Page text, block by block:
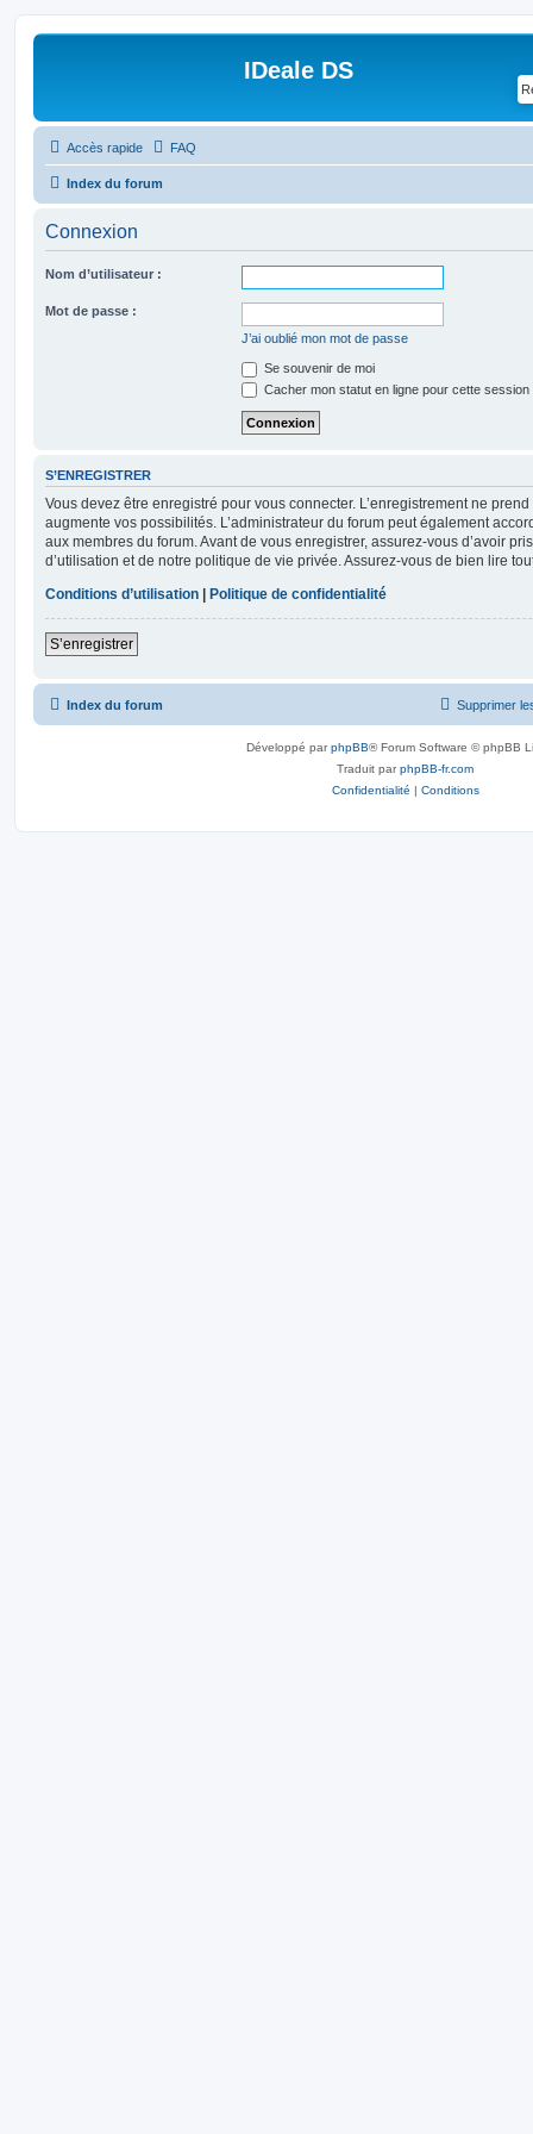
IDeale DS
Accès rapide FAQ
Index du forum
Connexion
Nom d’utilisateur :
Mot de passe :
J’ai oublié mon mot de passe
Se souvenir de moi
Cacher mon statut en ligne pour cette session
S’ENREGISTRER
Vous devez être enregistré pour vous connecter. L’enregistrement ne
augmente vos possibilités. L’administrateur du forum peut également
aux membres du forum. Avant de vous enregistrer, assurez-vous d’avoir
d’utilisation et de notre politique de vie privée. Assurez-vous de bien lire
Conditions d’utilisation | Politique de confidentialité
S’enregistrer
Index du forum Supprimer
Développé parphpBB® Forum Software © phpBB
Traduit parphpBB-fr.com
Confidentialité | Conditions